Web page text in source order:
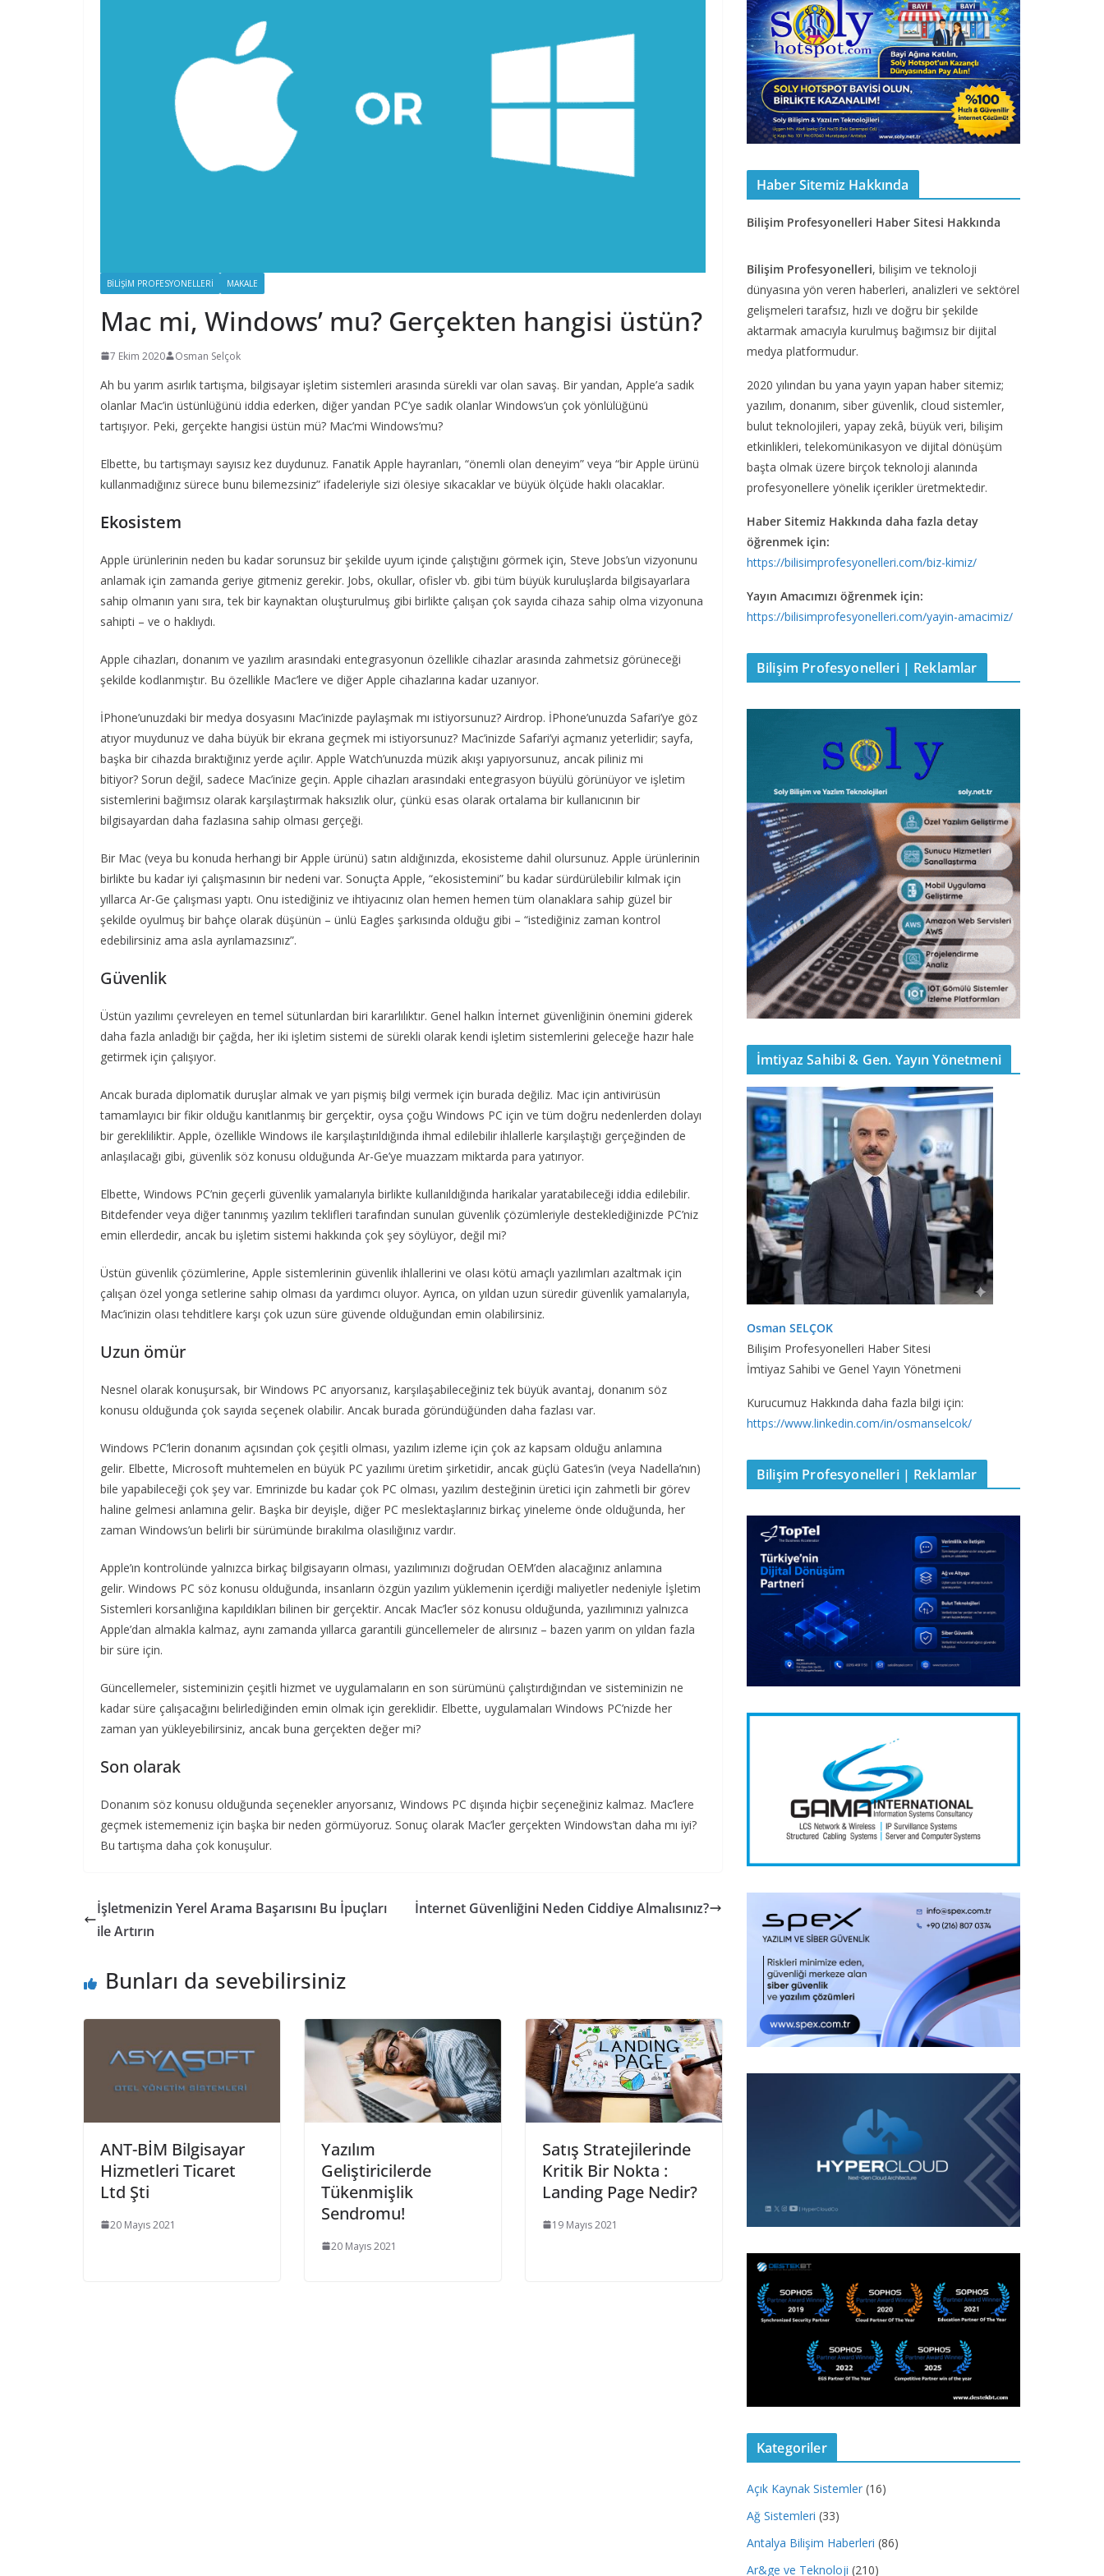
BILIŞIM PROFESYONELLERI MAKALE
Mac mi, Windows’ mu? Gerçekten hangisi üstün?
7 Ekim 2020 Osman Selçok
Ah bu yarım asırlık tartışma, bilgisayar işletim sistemleri arasında sürekli var olan savaş. Bir yandan, Apple’a sadık
olanlar Mac’in üstünlüğünü iddia ederken, diğer yandan PC’ye sadık olanlar Windows’un çok yönlülüğünü
tartışıyor. Peki, gerçekte hangisi üstün mü? Mac’mi Windows’mu?
Elbette, bu tartışmayı sayısız kez duydunuz. Fanatik Apple hayranları, “önemli olan deneyim” veya “bir Apple ürünü
kullanmadığınız sürece bunu bilemezsiniz” ifadeleriyle sizi ölesiye sıkacaklar ve büyük ölçüde haklı olacaklar.
Ekosistem
Apple ürünlerinin neden bu kadar sorunsuz bir şekilde uyum içinde çalıştığını görmek için, Steve Jobs’un vizyonunu
anlamak için zamanda geriye gitmeniz gerekir. Jobs, okullar, ofisler vb. gibi tüm büyük kuruluşlarda bilgisayarlara
sahip olmanın yanı sıra, tek bir kaynaktan oluşturulmuş gibi birlikte çalışan çok sayıda cihaza sahip olma vizyonuna
sahipti – ve o haklıydı.
Apple cihazları, donanım ve yazılım arasındaki entegrasyonun özellikle cihazlar arasında zahmetsiz görüneceği
şekilde kodlanmıştır. Bu özellikle Mac’lere ve diğer Apple cihazlarına kadar uzanıyor.
İPhone’unuzdaki bir medya dosyasını Mac’inizde paylaşmak mı istiyorsunuz? Airdrop. İPhone’unuzda Safari’ye göz
atıyor muydunuz ve daha büyük bir ekrana geçmek mi istiyorsunuz? Mac’inizde Safari’yi açmanız yeterlidir; sayfa,
başka bir cihazda bıraktığınız yerde açılır. Apple Watch’unuzda müzik akışı yapıyorsunuz, ancak piliniz mi
bitiyor? Sorun değil, sadece Mac’inize geçin. Apple cihazları arasındaki entegrasyon büyülü görünüyor ve işletim
sistemlerini bağımsız olarak karşılaştırmak haksızlık olur, çünkü esas olarak ortalama bir kullanıcının bir
bilgisayardan daha fazlasına sahip olması gerçeği.
Bir Mac (veya bu konuda herhangi bir Apple ürünü) satın aldığınızda, ekosisteme dahil olursunuz. Apple ürünlerinin
birlikte bu kadar iyi çalışmasının bir nedeni var. Sonuçta Apple, “ekosistemini” bu kadar sürdürülebilir kılmak için
yıllarca Ar-Ge çalışması yaptı. Onu istediğiniz ve ihtiyacınız olan hemen hemen tüm olanaklara sahip güzel bir
şekilde oyulmuş bir bahçe olarak düşünün – ünlü Eagles şarkısında olduğu gibi – “istediğiniz zaman kontrol
edebilirsiniz ama asla ayrılamazsınız”.
Güvenlik
Üstün yazılımı çevreleyen en temel sütunlardan biri kararlılıktır. Genel halkın İnternet güvenliğinin önemini giderek
daha fazla anladığı bir çağda, her iki işletim sistemi de sürekli olarak kendi işletim sistemlerini geleceğe hazır hale
getirmek için çalışıyor.
Ancak burada diplomatik duruşlar almak ve yarı pişmiş bilgi vermek için burada değiliz. Mac için antivirüsün
tamamlayıcı bir fikir olduğu kanıtlanmış bir gerçektir, oysa çoğu Windows PC için ve tüm doğru nedenlerden dolayı
bir gerekliliktir. Apple, özellikle Windows ile karşılaştırıldığında ihmal edilebilir ihlallerle karşılaştığı gerçeğinden de
anlaşılacağı gibi, güvenlik söz konusu olduğunda Ar-Ge’ye muazzam miktarda para yatırıyor.
Elbette, Windows PC’nin geçerli güvenlik yamalarıyla birlikte kullanıldığında harikalar yaratabileceği iddia edilebilir.
Bitdefender veya diğer tanınmış yazılım teklifleri tarafından sunulan güvenlik çözümleriyle desteklediğinizde PC’niz
emin ellerdedir, ancak bu işletim sistemi hakkında çok şey söylüyor, değil mi?
Üstün güvenlik çözümlerine, Apple sistemlerinin güvenlik ihlallerini ve olası kötü amaçlı yazılımları azaltmak için
çalışan özel yonga setlerine sahip olması da yardımcı oluyor. Ayrıca, on yıldan uzun süredir güvenlik yamalarıyla,
Mac’inizin olası tehditlere karşı çok uzun süre güvende olduğundan emin olabilirsiniz.
Uzun ömür
Nesnel olarak konuşursak, bir Windows PC arıyorsanız, karşılaşabileceğiniz tek büyük avantaj, donanım söz
konusu olduğunda çok sayıda seçenek olabilir. Ancak burada göründüğünden daha fazlası var.
Windows PC’lerin donanım açısından çok çeşitli olması, yazılım izleme için çok az kapsam olduğu anlamına
gelir. Elbette, Microsoft muhtemelen en büyük PC yazılımı üretim şirketidir, ancak güçlü Gates’in (veya Nadella’nın)
bile yapabileceği çok şey var. Emrinizde bu kadar çok PC olması, yazılım desteğinin üretici için zahmetli bir görev
haline gelmesi anlamına gelir. Başka bir deyişle, diğer PC meslektaşlarınız birkaç yineleme önde olduğunda, her
zaman Windows’un belirli bir sürümünde bırakılma olasılığınız vardır.
Apple’ın kontrolünde yalnızca birkaç bilgisayarın olması, yazılımınızı doğrudan OEM’den alacağınız anlamına
gelir. Windows PC söz konusu olduğunda, insanların özgün yazılım yüklemenin içerdiği maliyetler nedeniyle İşletim
Sistemleri korsanlığına kapıldıkları bilinen bir gerçektir. Ancak Mac’ler söz konusu olduğunda, yazılımınızı yalnızca
Apple’dan almakla kalmaz, aynı zamanda yıllarca garantili güncellemeler de alırsınız – bazen yarım on yıldan fazla
bir süre için.
Güncellemeler, sisteminizin çeşitli hizmet ve uygulamaların en son sürümünü çalıştırdığından ve sisteminizin ne
kadar süre çalışacağını belirlediğinden emin olmak için gereklidir. Elbette, uygulamaları Windows PC’nizde her
zaman yan yükleyebilirsiniz, ancak buna gerçekten değer mi?
Son olarak
Donanım söz konusu olduğunda seçenekler arıyorsanız, Windows PC dışında hiçbir seçeneğiniz kalmaz. Mac’lere
geçmek istememeniz için başka bir neden görmüyoruz. Sonuç olarak Mac’ler gerçekten Windows’tan daha mı iyi?
Bu tartışma daha çok konuşulur.
İşletmenizin Yerel Arama Başarısını Bu İpuçları
ile Artırın
İnternet Güvenliğini Neden Ciddiye Almalısınız?
Bunları da sevebilirsiniz
ANT-BİM Bilgisayar
Hizmetleri Ticaret
Ltd Şti
20 Mayıs 2021
Yazılım
Geliştiricilerde
Tükenmişlik
Sendromu!
20 Mayıs 2021
Satış Stratejilerinde
Kritik Bir Nokta :
Landing Page Nedir?
19 Mayıs 2021
Haber Sitemiz Hakkında
Bilişim Profesyonelleri Haber Sitesi Hakkında
Bilişim Profesyonelleri, bilişim ve teknoloji
dünyasına yön veren haberleri, analizleri ve sektörel
gelişmeleri tarafsız, hızlı ve doğru bir şekilde
aktarmak amacıyla kurulmuş bağımsız bir dijital
medya platformudur.
2020 yılından bu yana yayın yapan haber sitemiz;
yazılım, donanım, siber güvenlik, cloud sistemler,
bulut teknolojileri, yapay zekâ, büyük veri, bilişim
etkinlikleri, telekomünikasyon ve dijital dönüşüm
başta olmak üzere birçok teknoloji alanında
profesyonellere yönelik içerikler üretmektedir.
Haber Sitemiz Hakkında daha fazla detay
öğrenmek için:
https://bilisimprofesyonelleri.com/biz-kimiz/
Yayın Amacımızı öğrenmek için:
https://bilisimprofesyonelleri.com/yayin-amacimiz/
Bilişim Profesyonelleri | Reklamlar
İmtiyaz Sahibi & Gen. Yayın Yönetmeni
Osman SELÇOK
Bilişim Profesyonelleri Haber Sitesi
İmtiyaz Sahibi ve Genel Yayın Yönetmeni
Kurucumuz Hakkında daha fazla bilgi için:
https://www.linkedin.com/in/osmanselcok/
Bilişim Profesyonelleri | Reklamlar
Kategoriler
Açık Kaynak Sistemler (16)
Ağ Sistemleri (33)
Antalya Bilişim Haberleri (86)
Ar&ge ve Teknoloji (210)